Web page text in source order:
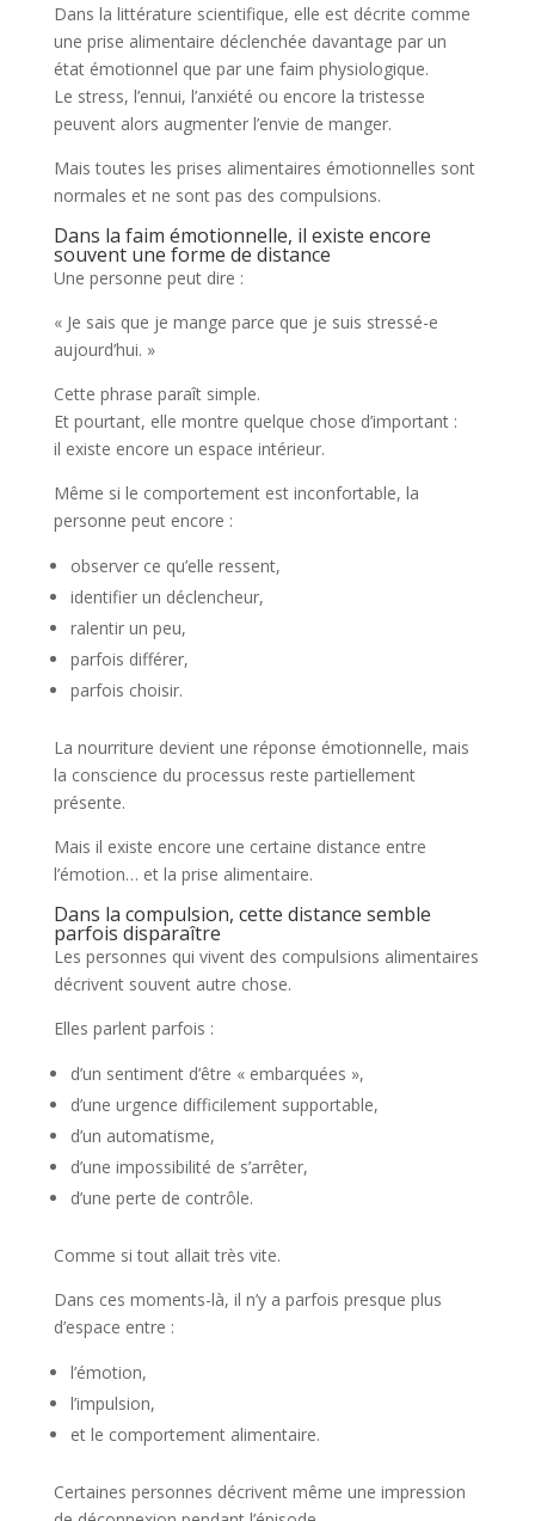
Dans la littérature scientifique, elle est décrite comme
une prise alimentaire déclenchée davantage par un
état émotionnel que par une faim physiologique.
Le stress, l’ennui, l’anxiété ou encore la tristesse
peuvent alors augmenter l’envie de manger.
Mais toutes les prises alimentaires émotionnelles sont
normales et ne sont pas des compulsions.
Dans la faim émotionnelle, il existe encore
souvent une forme de distance
Une personne peut dire :
« Je sais que je mange parce que je suis stressé-e
aujourd’hui. »
Cette phrase paraît simple.
Et pourtant, elle montre quelque chose d’important :
il existe encore un espace intérieur.
Même si le comportement est inconfortable, la
personne peut encore :
observer ce qu’elle ressent,
identifier un déclencheur,
ralentir un peu,
parfois différer,
parfois choisir.
La nourriture devient une réponse émotionnelle, mais
la conscience du processus reste partiellement
présente.
Mais il existe encore une certaine distance entre
l’émotion… et la prise alimentaire.
Dans la compulsion, cette distance semble
parfois disparaître
Les personnes qui vivent des compulsions alimentaires
décrivent souvent autre chose.
Elles parlent parfois :
d’un sentiment d’être « embarquées »,
d’une urgence difficilement supportable,
d’un automatisme,
d’une impossibilité de s’arrêter,
d’une perte de contrôle.
Comme si tout allait très vite.
Dans ces moments-là, il n’y a parfois presque plus
d’espace entre :
l’émotion,
l’impulsion,
et le comportement alimentaire.
Certaines personnes décrivent même une impression